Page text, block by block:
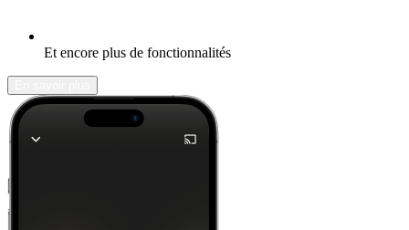
Et encore plus de fonctionnalités